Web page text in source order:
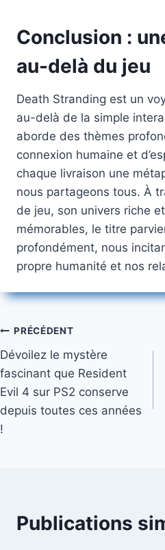
Conclusion :
au-delà du jeu
Death Stranding est un
au-delà de la simple
aborde des thèmes
connexion humaine et
chaque livraison une
nous partageons tous. À
de jeu, son univers riche
mémorables, le titre
profondément, nous
propre humanité et nos
Navigation
de
l’article
PRÉCÉDENT
Dévoilez le mystère
fascinant que Resident
Evil 4 sur PS2 conserve
depuis toutes ces années
!
Publications